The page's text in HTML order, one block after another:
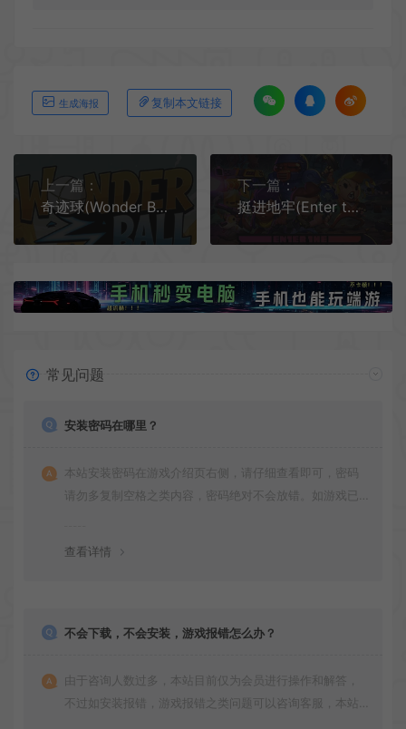
生成海报 复制本文链接
上一篇：
奇迹球(Wonder Ball)3D动作平台游戏|单机|中文|ACT|免费下载
下一篇：
挺进地牢(Enter the Gungeon)弹幕动作射击游戏|单机|中文|修改器|免费下载
常见问题
安装密码在哪里？
本站安装密码在游戏介绍页右侧，请仔细查看即可，密码
请勿多复制空格之类内容，密码绝对不会放错。如游戏已
查看详情
不会下载，不会安装，游戏报错怎么办？
由于咨询人数过多，本站目前仅为会员进行操作和解答，
不过如安装报错，游戏报错之类问题可以咨询客服，本站